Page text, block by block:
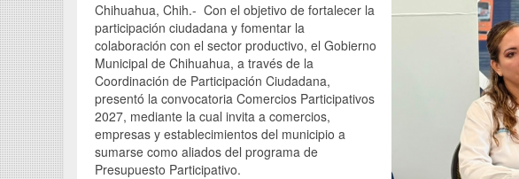
Chihuahua, Chih.- Con el objetivo de fortalecer la
participación ciudadana y fomentar la
colaboración con el sector productivo, el Gobierno
Municipal de Chihuahua, a través de la
Coordinación de Participación Ciudadana,
presentó la convocatoria Comercios Participativos
2027, mediante la cual invita a comercios,
empresas y establecimientos del municipio a
sumarse como aliados del programa de
Presupuesto Participativo.